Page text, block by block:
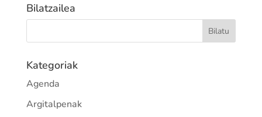
Bilatzailea
Kategoriak
Agenda
Argitalpenak